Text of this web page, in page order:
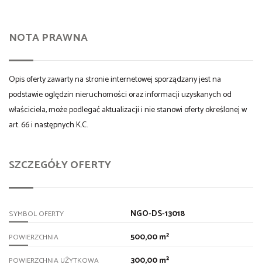
NOTA PRAWNA
Opis oferty zawarty na stronie internetowej sporządzany jest na
podstawie oględzin nieruchomości oraz informacji uzyskanych od
właściciela, może podlegać aktualizacji i nie stanowi oferty określonej w
art. 66 i następnych K.C.
SZCZEGÓŁY OFERTY
SYMBOL OFERTY NGO-DS-13018
POWIERZCHNIA 500,00 m²
POWIERZCHNIA UŻYTKOWA 300,00 m²